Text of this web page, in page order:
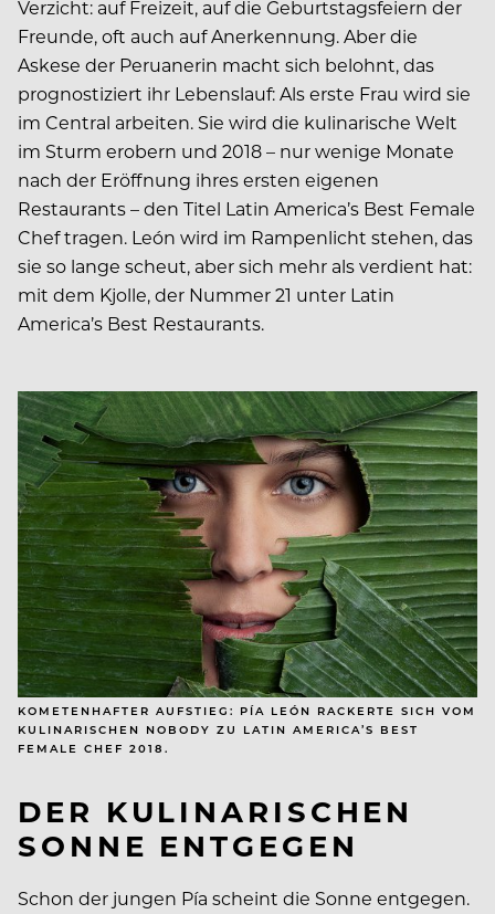
Verzicht: auf Freizeit, auf die Geburtstagsfeiern der
Freunde, oft auch auf Anerkennung. Aber die
Askese der Peruanerin macht sich belohnt, das
prognostiziert ihr Lebenslauf: Als erste Frau wird sie
im Central arbeiten. Sie wird die kulinarische Welt
im Sturm erobern und 2018 – nur wenige Monate
nach der Eröffnung ihres ersten eigenen
Restaurants – den Titel Latin America’s Best Female
Chef tragen. León wird im Rampenlicht stehen, das
sie so lange scheut, aber sich mehr als verdient hat:
mit dem Kjolle, der Nummer 21 unter Latin
America’s Best Res­taurants.
KOMETENHAFTER AUFSTIEG: PÍA LEÓN RACKERTE SICH VOM
KULINARISCHEN NOBODY ZU LATIN AMERICA’S BEST
FEMALE CHEF 2018.
DER KULINARISCHEN
SONNE ENTGEGEN
Schon der jungen Pía scheint die Sonne entgegen.